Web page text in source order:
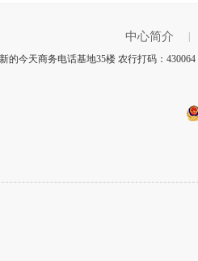
中心简介
的今天商务电话基地35楼 农行打码：